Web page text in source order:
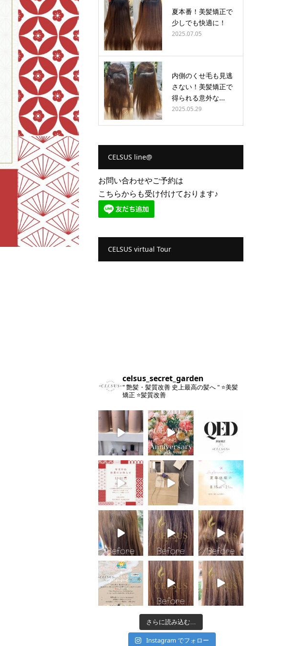
夏本番！美髪矯正で
少しでも快適に！
2025.07.05
内側のくせ毛も見逃
さない！美髪矯正で
得られる意外な...
2025.05.29
CELSUS line@
お問い合わせやご予約は
こちらからも受け付けております♪
CELSUS virtual Tour
celsus_secret_garden
" 艶髪・髪質改善 史上最高の髪へ " ⭐️美髪
矯正 ⭐️髪質改善
さらに読み込む...
Instagram でフォロー